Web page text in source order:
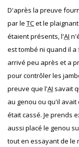
D'après la preuve
par le TCet le
étaient présents, l'AI
est tombé ni quand il
arrivé peu après et a
pour contrôler les
preuve que l'AI savait
au genou ou qu'il
était cassé. Je prends
aussi placé le genou
tout en essayant de le